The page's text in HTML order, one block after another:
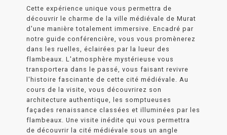
Cette expérience unique vous permettra de
découvrir le charme de la ville médiévale de Murat
d'une manière totalement immersive. Encadré par
notre guide conférencière, vous vous promènerez
dans les ruelles, éclairées par la lueur des
flambeaux. L'atmosphère mystérieuse vous
transportera dans le passé, vous faisant revivre
l'histoire fascinante de cette cité médiévale. Au
cours de la visite, vous découvrirez son
architecture authentique, les somptueuses
façades renaissance classées et illuminées par les
flambeaux. Une visite inédite qui vous permettra
de découvrir la cité médiévale sous un angle